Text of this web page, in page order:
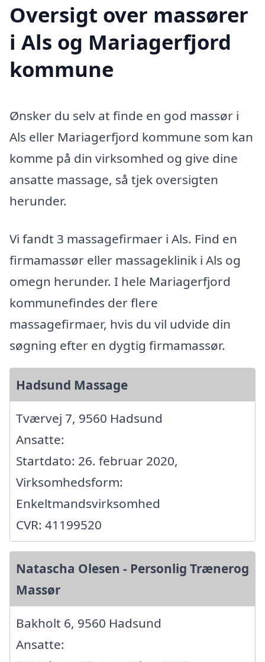
Oversigt over massører
i Als og Mariagerfjord
kommune
Ønsker du selv at finde en god massør i
Als eller Mariagerfjord kommune som kan
komme på din virksomhed og give dine
ansatte massage, så tjek oversigten
herunder.
Vi fandt 3 massagefirmaer i Als. Find en
firmamassør eller massageklinik i Als og
omegn herunder. I hele Mariagerfjord
kommunefindes der flere
massagefirmaer, hvis du vil udvide din
søgning efter en dygtig firmamassør.
Hadsund Massage
Tværvej 7, 9560 Hadsund
Ansatte:
Startdato: 26. februar 2020,
Virksomhedsform:
Enkeltmandsvirksomhed
CVR: 41199520
Natascha Olesen - Personlig Trænerog
Massør
Bakholt 6, 9560 Hadsund
Ansatte: